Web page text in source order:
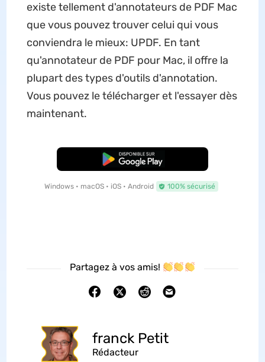
existe tellement d'annotateurs de PDF Mac
que vous pouvez trouver celui qui vous
conviendra le mieux: UPDF. En tant
qu'annotateur de PDF pour Mac, il offre la
plupart des types d'outils d'annotation.
Vous pouvez le télécharger et l'essayer dès
maintenant.
TÉLÉCHARGER
Windows • macOS • iOS • Android 100% sécurisé
Partagez à vos amis!
franck Petit
Rédacteur